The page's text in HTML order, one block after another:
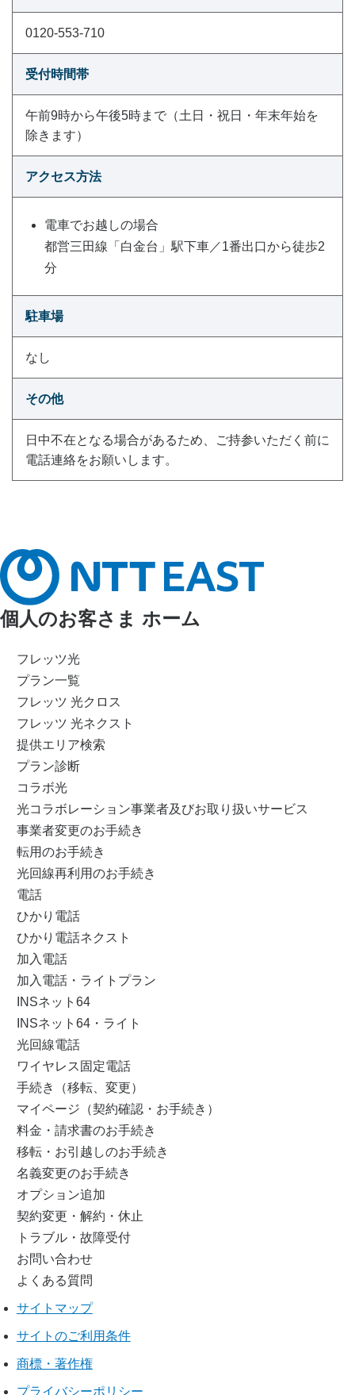
0120-553-710
受付時間帯
午前9時から午後5時まで（土日・祝日・年末年始を
除きます）
アクセス方法
電車でお越しの場合
都営三田線「白金台」駅下車／1番出口から徒歩2
分
駐車場
なし
その他
日中不在となる場合があるため、ご持参いただく前に
電話連絡をお願いします。
個人のお客さま ホーム
フレッツ光
プラン一覧
フレッツ 光クロス
フレッツ 光ネクスト
提供エリア検索
プラン診断
コラボ光
光コラボレーション事業者及びお取り扱いサービス
事業者変更のお手続き
転用のお手続き
光回線再利用のお手続き
電話
ひかり電話
ひかり電話ネクスト
加入電話
加入電話・ライトプラン
INSネット64
INSネット64・ライト
光回線電話
ワイヤレス固定電話
手続き（移転、変更）
マイページ（契約確認・お手続き）
料金・請求書のお手続き
移転・お引越しのお手続き
名義変更のお手続き
オプション追加
契約変更・解約・休止
トラブル・故障受付
お問い合わせ
よくある質問
サイトマップ
サイトのご利用条件
商標・著作権
プライバシーポリシー